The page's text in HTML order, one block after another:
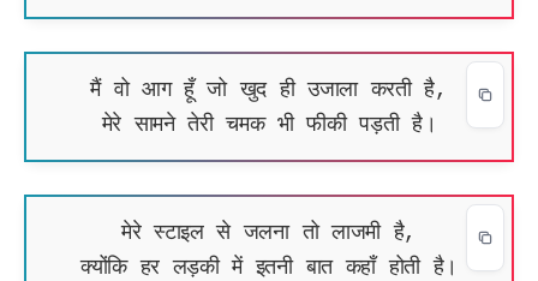
मैं वो आग हूँ जो खुद ही उजाला करती है,
मेरे सामने तेरी चमक भी फीकी पड़ती है।
मेरे स्टाइल से जलना तो लाजमी है,
क्योंकि हर लड़की में इतनी बात कहाँ होती है।